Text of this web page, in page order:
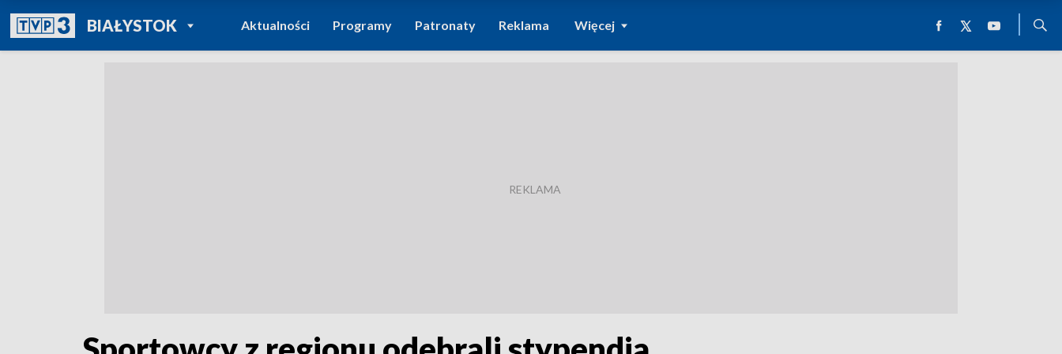
BIAŁYSTOKPOWRÓT DO
TVP REGIONY
Aktualności Programy Patronaty Reklama Więcej